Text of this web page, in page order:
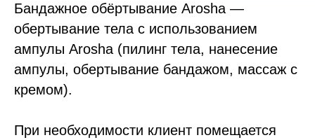
Бандажное обёртывание Arosha —
обертывание тела с использованием
ампулы Arosha (пилинг тела, нанесение
ампулы, обертывание бандажом, массаж с
кремом).
При необходимости клиент помещается